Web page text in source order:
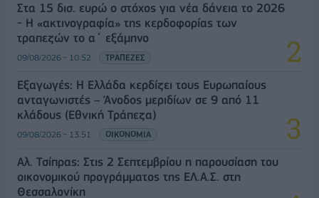
Στα 15 δισ. ευρώ ο στόχος για νέα δάνεια το 2026
- Η «ακτινογραφία» της κερδοφορίας των
τραπεζών το α΄ εξάμηνο
09/08/2026 - 10:52 ΤΡΑΠΕΖΕΣ
Εξαγωγές: Η Ελλάδα κερδίζει τους Ευρωπαίους
ανταγωνιστές – Άνοδος μεριδίων σε 9 από 11
κλάδους (Εθνική Τράπεζα)
09/08/2026 - 13:51 ΟΙΚΟΝΟΜΙΑ
Αλ. Τσίπρας: Στις 2 Σεπτεμβρίου η παρουσίαση του
οικονομικού προγράμματος της ΕΛ.Α.Σ. στη
Θεσσαλονίκη